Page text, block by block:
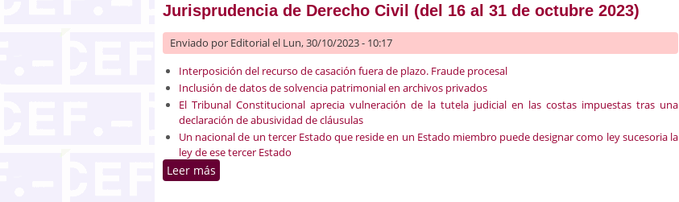
Jurisprudencia de Derecho Civil (del 16 al 31 de octubre 2023)
Enviado por Editorialel Lun, 30/10/2023 - 10:17
Interposición del recurso de casación fuera de plazo. Fraude procesal
Inclusión de datos de solvencia patrimonial en archivos privados
El Tribunal Constitucional aprecia vulneración de la tutela judicial en las costas impuestas tras una
declaración de abusividad de cláusulas
Un nacional de un tercer Estado que reside en un Estado miembro puede designar como ley sucesoria la
ley de ese tercer Estado
Leer más